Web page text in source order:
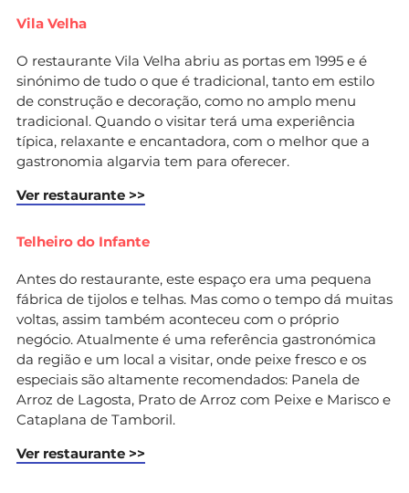
Vila Velha
O restaurante Vila Velha abriu as portas em 1995 e é
sinónimo de tudo o que é tradicional, tanto em estilo
de construção e decoração, como no amplo menu
tradicional. Quando o visitar terá uma experiência
típica, relaxante e encantadora, com o melhor que a
gastronomia algarvia tem para oferecer.
Ver restaurante >>
Telheiro do Infante
Antes do restaurante, este espaço era uma pequena
fábrica de tijolos e telhas. Mas como o tempo dá muitas
voltas, assim também aconteceu com o próprio
negócio. Atualmente é uma referência gastronómica
da região e um local a visitar, onde peixe fresco e os
especiais são altamente recomendados: Panela de
Arroz de Lagosta, Prato de Arroz com Peixe e Marisco e
Cataplana de Tamboril.
Ver restaurante >>